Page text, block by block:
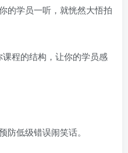
的学员一听，就恍然大悟拍
程的结构，让你的学员感
防低级错误闹笑话。